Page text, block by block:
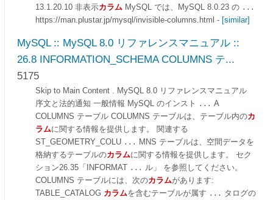
13.1.20.10 非表示カラム MySQL では、MySQL 8.0.23 の ...
https://man.plustar.jp/mysql/invisible-columns.html - [similar]
MySQL :: MySQL 8.0 リファレンスマニュアル ::
26.8 INFORMATION_SCHEMA COLUMNS テ...
5175
Skip to Main Content . MySQL 8.0 リファレンスマニュアル
序文と法的通知 一般情報 MySQL のインスト
... A
COLUMNS テーブル COLUMNS テーブルは、テーブル内のカ
ラムに関する情報を提供します。 関連する
ST_GEOMETRY_COLU ...
MNS テーブルは、空間データを
格納するテーブルのカラムに関する情報を提供します。 セク
ション26.35「INFORMAT ...
ル」 を参照してください。
COLUMNS テーブルには、次のカラムがあります:
TABLE_CATALOG カラムを含むテーブルが属す ...
タログの